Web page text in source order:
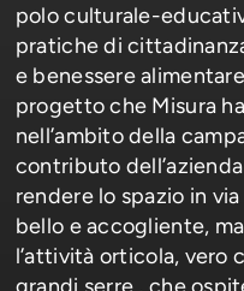
polo culturale-
pratiche di
e benessere
progetto che Misura
nell’ambito della
contributo
rendere lo spazio in
bello e accogliente,
l’attività orticola, vero